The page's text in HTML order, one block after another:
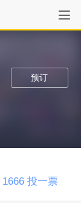
预订
1666 投一票